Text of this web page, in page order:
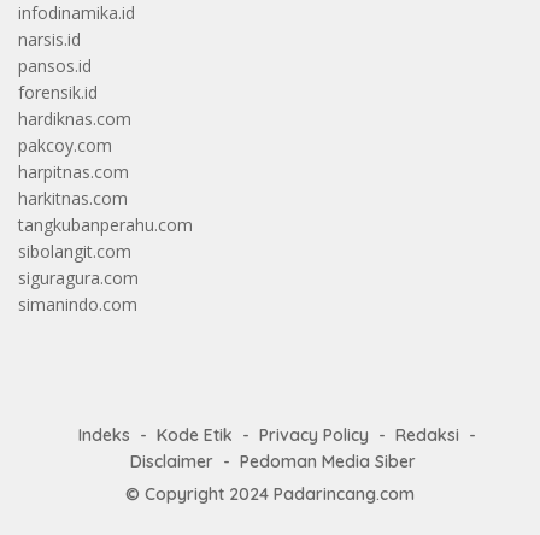
infodinamika.id
narsis.id
pansos.id
forensik.id
hardiknas.com
pakcoy.com
harpitnas.com
harkitnas.com
tangkubanperahu.com
sibolangit.com
siguragura.com
simanindo.com
Indeks Kode Etik Privacy Policy
Redaksi
Disclaimer
Pedoman Media Siber
© Copyright 2024 Padarincang.com